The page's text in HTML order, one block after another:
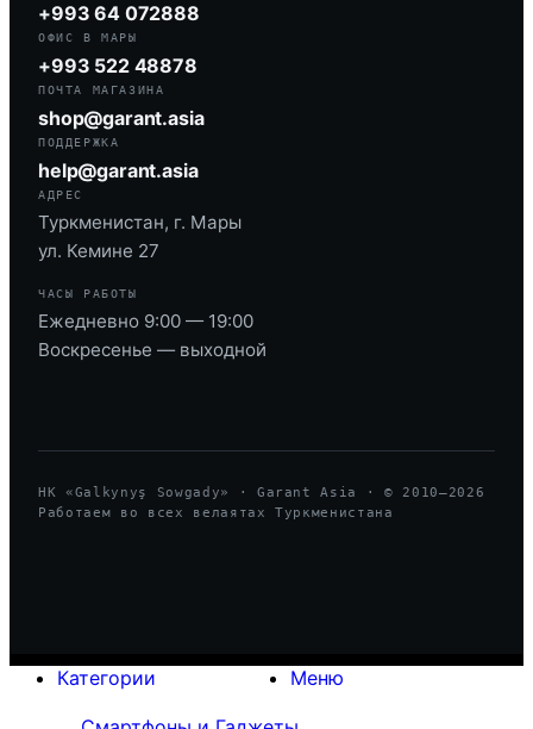
+993 64 072888
ОФИС В МАРЫ
+993 522 48878
ПОЧТА МАГАЗИНА
shop@garant.asia
ПОДДЕРЖКА
help@garant.asia
АДРЕС
Туркменистан, г. Мары
ул. Кемине 27
ЧАСЫ РАБОТЫ
Ежедневно 9:00 — 19:00
Воскресенье — выходной
HK «Galkynyş Sowgady» · Garant Asia · © 2010—2026
Работаем во всех велаятах Туркменистана
Меню
Категории